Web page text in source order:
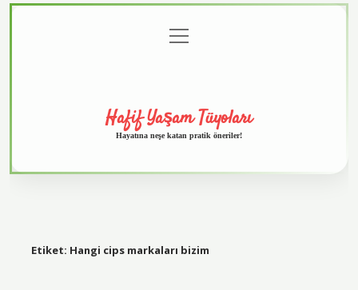
menüyü
aç
Hafif Yaşam Tüyoları
Hayatına neşe katan pratik öneriler!
Etiket: Hangi cips markaları bizim